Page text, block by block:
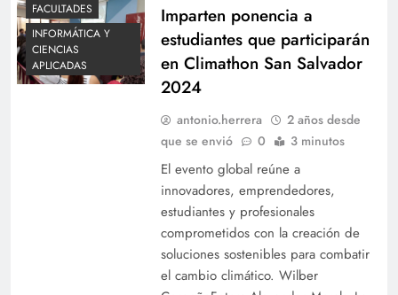
FACULTADES
INFORMÁTICA Y
CIENCIAS
APLICADAS
Imparten ponencia a
estudiantes que participarán
en Climathon San Salvador
2024
antonio.herrera
2 años desde
que se envió
0 3 minutos
El evento global reúne a
innovadores, emprendedores,
estudiantes y profesionales
comprometidos con la creación de
soluciones sostenibles para combatir
el cambio climático. Wilber